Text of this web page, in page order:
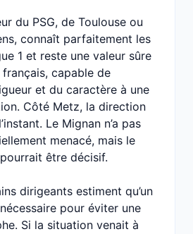
du PSG, de Toulouse ou
connaît parfaitement les
1 et reste une valeur sûre
capable de
et du caractère à une
Côté Metz, la direction
Le Mignan n’a pas
menacé, mais le
être décisif.
dirigeants estiment qu’un
pour éviter une
Si la situation venait à